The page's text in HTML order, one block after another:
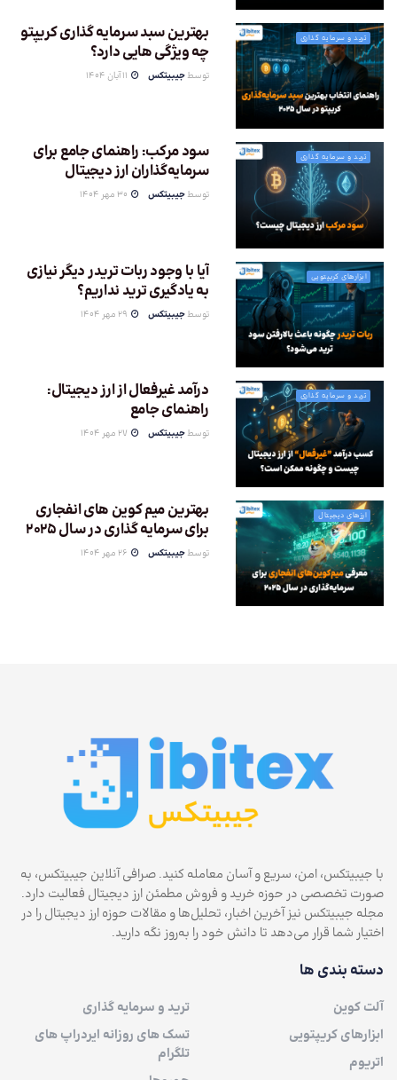
ترید و سرمایه گذاری
بهترین سبد سرمایه گذاری کریپتو
چه ویژگی هایی دارد؟
توسط جیبیتکس
ترید و سرمایه گذاری
سود مرکب: راهنمای جامع برای
سرمایه‌گذاران ارز دیجیتال
توسط جیبیتکس
ابزارهای کریپتویی
آیا با وجود ربات تریدر دیگر نیازی
به یادگیری ترید نداریم؟
توسط جیبیتکس
ترید و سرمایه گذاری
درآمد غیرفعال از ارز دیجیتال:
راهنمای جامع
توسط جیبیتکس
ارزهای دیجیتال
بهترین میم کوین های انفجاری
برای سرمایه گذاری در سال 2025
توسط جیبیتکس
با جیبیتکس، امن، سریع و آسان معامله کنید. صرافی آنلاین جیبیتکس، به
صورت تخصصی در حوزه خرید و فروش مطمئن ارز دیجیتال فعالیت دارد.
مجله جیبیتکس نیز آخرین اخبار، تحلیل‌ها و مقالات حوزه ارز دیجیتال را در
اختیار شما قرار می‌دهد تا دانش خود را به‌روز نگه دارید.
دسته بندی ها
آلت کوین
ابزارهای کریپتویی
اتریوم
ترید و سرمایه گذاری
تسک های روزانه ایردراپ های
تلگرام